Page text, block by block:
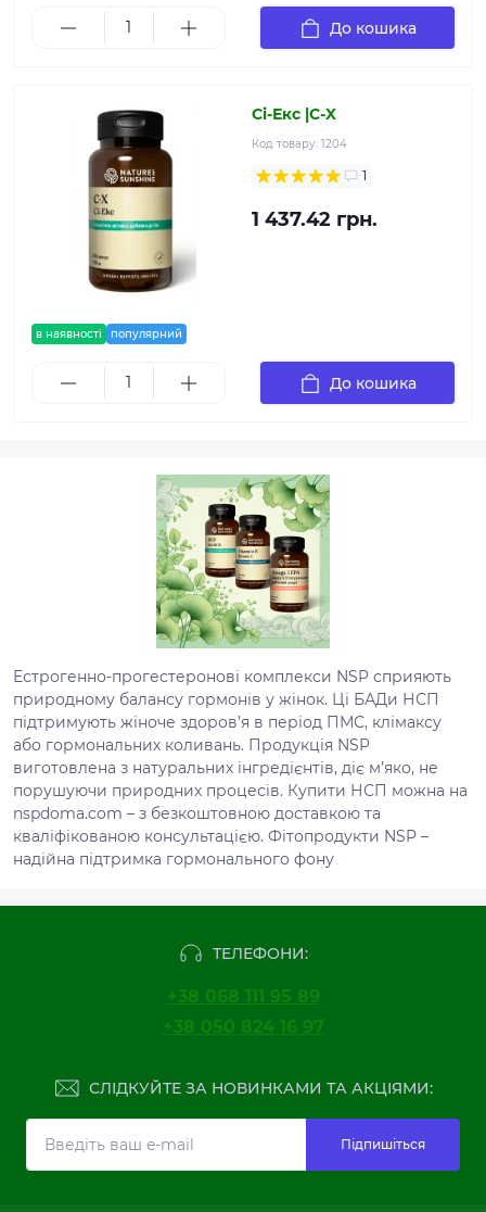
До кошика
в наявності популярний
Сі-Екс |C-X
Код товару: 1204
1
1 437.42 грн.
До кошика
Естрогенно-прогестеронові комплекси NSP сприяють
природному балансу гормонів у жінок. Ці БАДи НСП
підтримують жіноче здоров’я в період ПМС, клімаксу
або гормональних коливань. Продукція NSP
виготовлена з натуральних інгредієнтів, діє м’яко, не
порушуючи природних процесів. Купити НСП можна на
nspdoma.com – з безкоштовною доставкою та
кваліфікованою консультацією. Фітопродукти NSP –
надійна підтримка гормонального фону
ТЕЛЕФОНИ:
+38 068 111 95 89
+38 050 824 16 97
СЛІДКУЙТЕ ЗА НОВИНКАМИ ТА АКЦІЯМИ:
Підпишіться